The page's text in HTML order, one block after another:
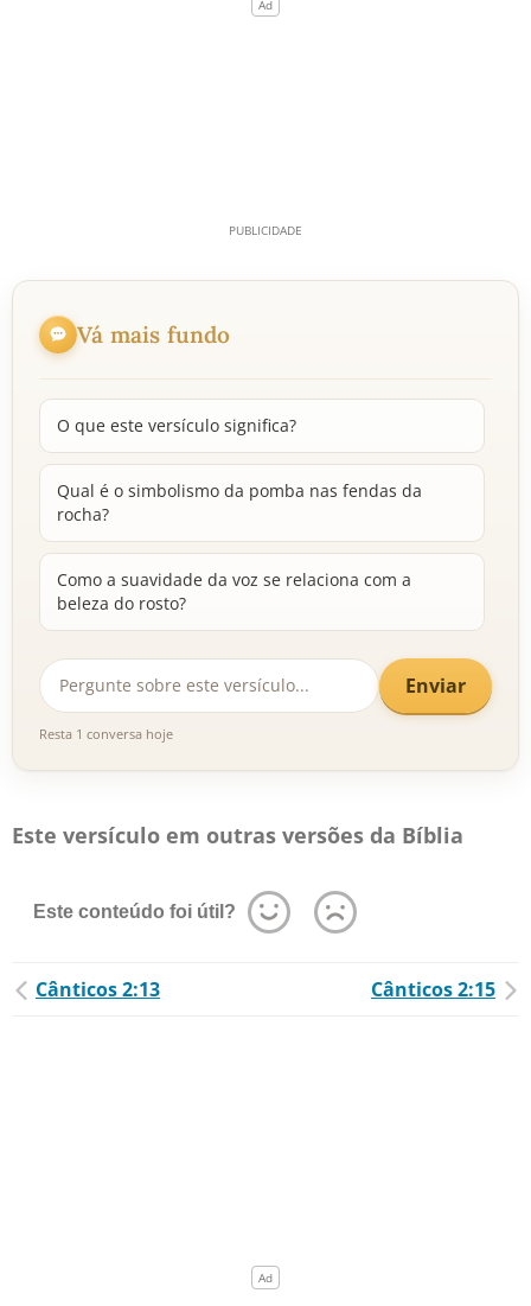
Vá mais fundo
O que este versículo significa?
Qual é o simbolismo da pomba nas fendas da
rocha?
Como a suavidade da voz se relaciona com a
beleza do rosto?
Enviar
Resta 1 conversa hoje
Este versículo em outras versões da Bíblia
Este conteúdo foi útil?
Cânticos 2:13 Cânticos 2:15